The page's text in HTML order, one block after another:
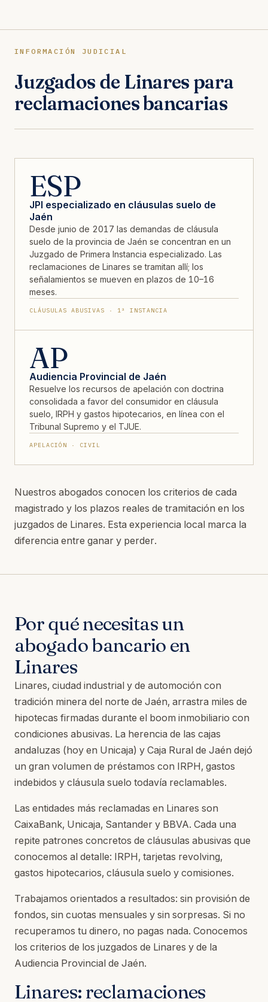
INFORMACIÓN JUDICIAL
Juzgados de Linares para
reclamaciones bancarias
ESP
JPI especializado en cláusulas suelo de
Jaén
Desde junio de 2017 las demandas de cláusula
suelo de la provincia de Jaén se concentran en un
Juzgado de Primera Instancia especializado. Las
reclamaciones de Linares se tramitan allí; los
señalamientos se mueven en plazos de 10–16
meses.
CLÁUSULAS ABUSIVAS · 1ª INSTANCIA
AP
Audiencia Provincial de Jaén
Resuelve los recursos de apelación con doctrina
consolidada a favor del consumidor en cláusula
suelo, IRPH y gastos hipotecarios, en línea con el
Tribunal Supremo y el TJUE.
APELACIÓN · CIVIL
Nuestros abogados conocen los criterios de cada
magistrado y los plazos reales de tramitación en los
juzgados de Linares. Esta experiencia local marca la
diferencia entre ganar y perder.
Por qué necesitas un
abogado bancario en
Linares
Linares, ciudad industrial y de automoción con
tradición minera del norte de Jaén, arrastra miles de
hipotecas firmadas durante el boom inmobiliario con
condiciones abusivas. La herencia de las cajas
andaluzas (hoy en Unicaja) y Caja Rural de Jaén dejó
un gran volumen de préstamos con IRPH, gastos
indebidos y cláusula suelo todavía reclamables.
Las entidades más reclamadas en Linares son
CaixaBank, Unicaja, Santander y BBVA. Cada una
repite patrones concretos de cláusulas abusivas que
conocemos al detalle: IRPH, tarjetas revolving,
gastos hipotecarios, cláusula suelo y comisiones.
Trabajamos orientados a resultados: sin provisión de
fondos, sin cuotas mensuales y sin sorpresas. Si no
recuperamos tu dinero, no pagas nada. Conocemos
los criterios de los juzgados de Linares y de la
Audiencia Provincial de Jaén.
Linares: reclamaciones